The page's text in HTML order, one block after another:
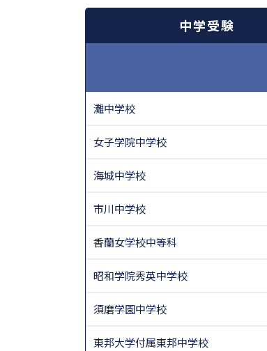
中学受験
灘中学校
女子学院中学校
海城中学校
市川中学校
香蘭女学校中等科
昭和学院秀英中学校
須磨学園中学校
東邦大学付属東邦中学校